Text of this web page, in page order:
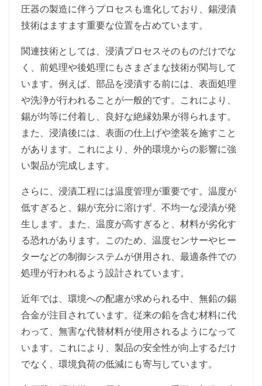
圧器の製造に伴うプロセスも進化しており、錫浸漬
技術はますます重要な位置を占めています。
関連技術としては、浸漬プロセスそのものだけでな
く、前処理や後処理にもさまざまな技術が関与して
います。例えば、部品を浸漬する前には、表面処理
や洗浄が行われることが一般的です。これにより、
錫が均等に付着し、良好な絶縁効果が得られます。
また、浸漬後には、表面の仕上げや塗装を施すこと
があります。これにより、外的環境からの影響に強
い製品が完成します。
さらに、浸漬工程には温度管理が重要です。温度が
低すぎると、錫が充分に溶けず、不均一な浸漬が発
生します。また、温度が高すぎると、材料が劣化す
る恐れがあります。このため、温度センサーやヒー
ターなどの制御システムが併用され、最適条件での
処理が行われるよう設計されています。
近年では、環境への配慮が求められる中、無鉛の錫
合金が注目されています。従来の鉛を含む材料に代
わって、無害な代替材料が使用されるようになって
います。これにより、製品の安全性が向上するだけ
でなく、環境負荷の低減にも寄与しています。